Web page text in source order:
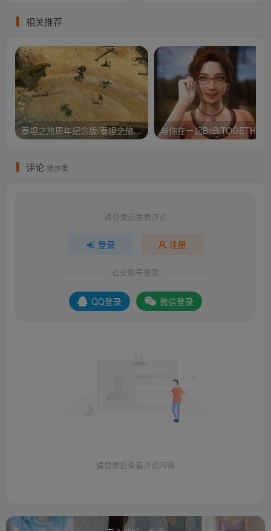
相关推荐
泰坦之旅周年纪念版/泰坦之旅：不朽王座/Titan Quest Anniversary Edition
评论 抢沙发
请登录后发表评论
登录 注册
社交账号登录
QQ登录 微信登录
请登录后查看评论内容